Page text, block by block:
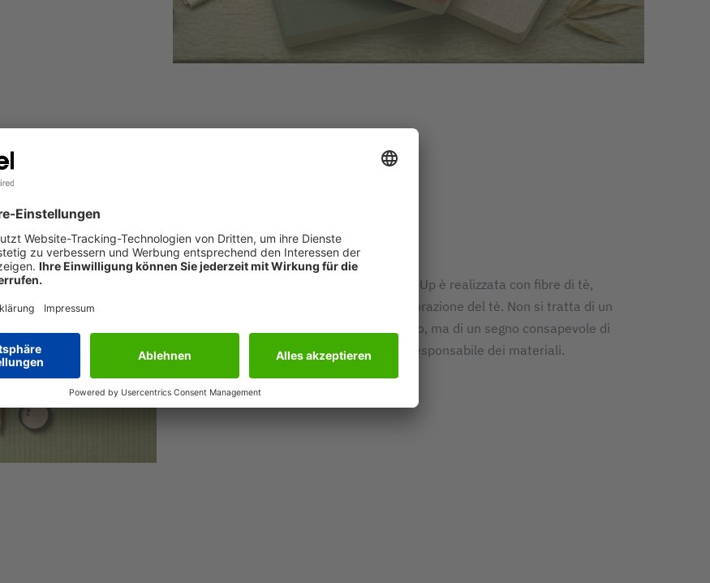
La copertina dei quaderni Re-Up è realizzata con fibre di tè,
ottenute dai residui della lavorazione del tè. Non si tratta di un
semplice elemento decorativo, ma di un segno consapevole di
apprezzamento e di utilizzo responsabile dei materiali.